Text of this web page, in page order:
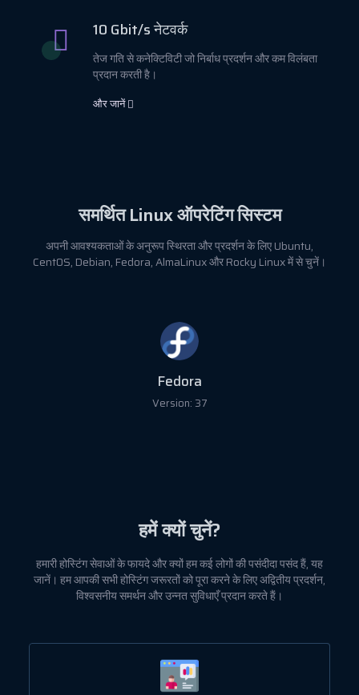
10 Gbit/s नेटवर्क
तेज गति से कनेक्टिविटी जो निर्बाध प्रदर्शन और कम विलंबता
प्रदान करती है।
और जानें
समर्थितLinuxऑपरेटिंग सिस्टम
अपनी आवश्यकताओं के अनुरूप स्थिरता और प्रदर्शन के लिए Ubuntu,
CentOS, Debian, Fedora, AlmaLinux और Rocky Linux में से चुनें।
Fedora
Version: 37
हमें क्यों चुनें?
हमारी होस्टिंग सेवाओं के फायदे और क्यों हम कई लोगों की पसंदीदा पसंद हैं, यह
जानें। हम आपकी सभी होस्टिंग जरूरतों को पूरा करने के लिए अद्वितीय प्रदर्शन,
विश्वसनीय समर्थन और उन्नत सुविधाएँ प्रदान करते हैं।